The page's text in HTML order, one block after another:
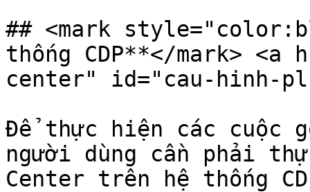
## <mark
thống CDP**</mark>
center" id="cau-hinh-
Để thực hiện các cuộc
người dùng cần phải
Center trên hệ thống